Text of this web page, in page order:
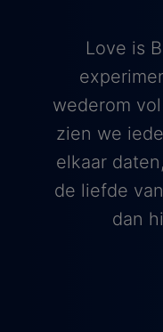
Love is
wederom
zien we
elkaar
de liefde
dan